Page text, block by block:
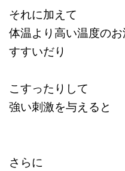
それに加えて
体温より高い温度の
すすいだり
こすったりして
強い刺激を与えると
さらに